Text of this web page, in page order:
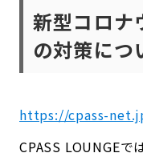
新型コロナ
の対策につ
https://cpass-
CPASS LOUNGEで